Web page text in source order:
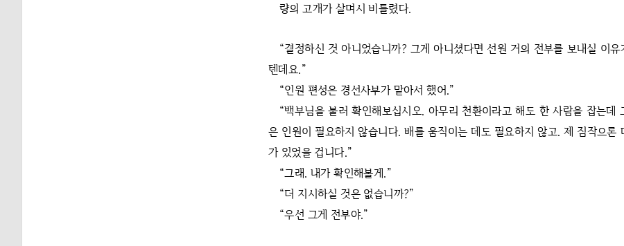
량의 고개가 살며시 비틀렸다.
“결정하신 것 아니었습니까? 그게 아니셨다면 선원 거의 전부를 보내실 이유
텐데요.”
“인원 편성은 경선사부가 맡아서 했어.”
“백부님을 불러 확인해보십시오. 아무리 천환이라고 해도 한 사람을 잡는데
은 인원이 필요하지 않습니다. 배를 움직이는 데도 필요하지 않고. 제 짐작으론
가 있었을 겁니다.”
“그래. 내가 확인해볼게.”
“더 지시하실 것은 없습니까?”
“우선 그게 전부야.”